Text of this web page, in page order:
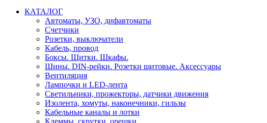
КАТАЛОГ
Автоматы, УЗО, дифавтоматы
Счетчики
Розетки, выключатели
Кабель, провод
Боксы. Щитки. Шкафы.
Шины. DIN-рейки. Розетки щитовые. Аксессуары
Вентиляция
Лампочки и LED-лента
Светильники, прожекторы, датчики движения
Изолента, хомуты, наконечники, гильзы
Кабельные каналы и лотки
Клеммы, скрутки, орешки